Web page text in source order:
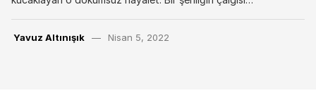
Yavuz Altınışık Nisan 5, 2022